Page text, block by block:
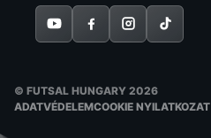
© FUTSAL HUNGARY 2026
ADATVÉDELEMCOOKIE NYILATKOZAT